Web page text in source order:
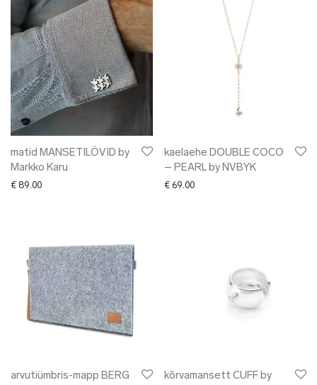
matid MANSETILÕVID by
Markko Karu
€ 89.00
kaelaehe DOUBLE COCO
– PEARL by NVBYK
€ 69.00
arvutiümbris-mapp BERG
kõrvamansett CUFF by